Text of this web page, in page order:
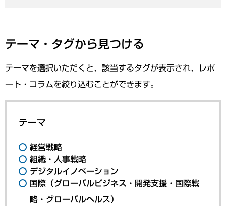
テーマ・タグから見つける
テーマを選択いただくと、該当するタグが表示され、レポ
ート・コラムを絞り込むことができます。
テーマ
経営戦略
組織・人事戦略
デジタルイノベーション
国際（グローバルビジネス・開発支援・国際戦
略・グローバルヘルス）